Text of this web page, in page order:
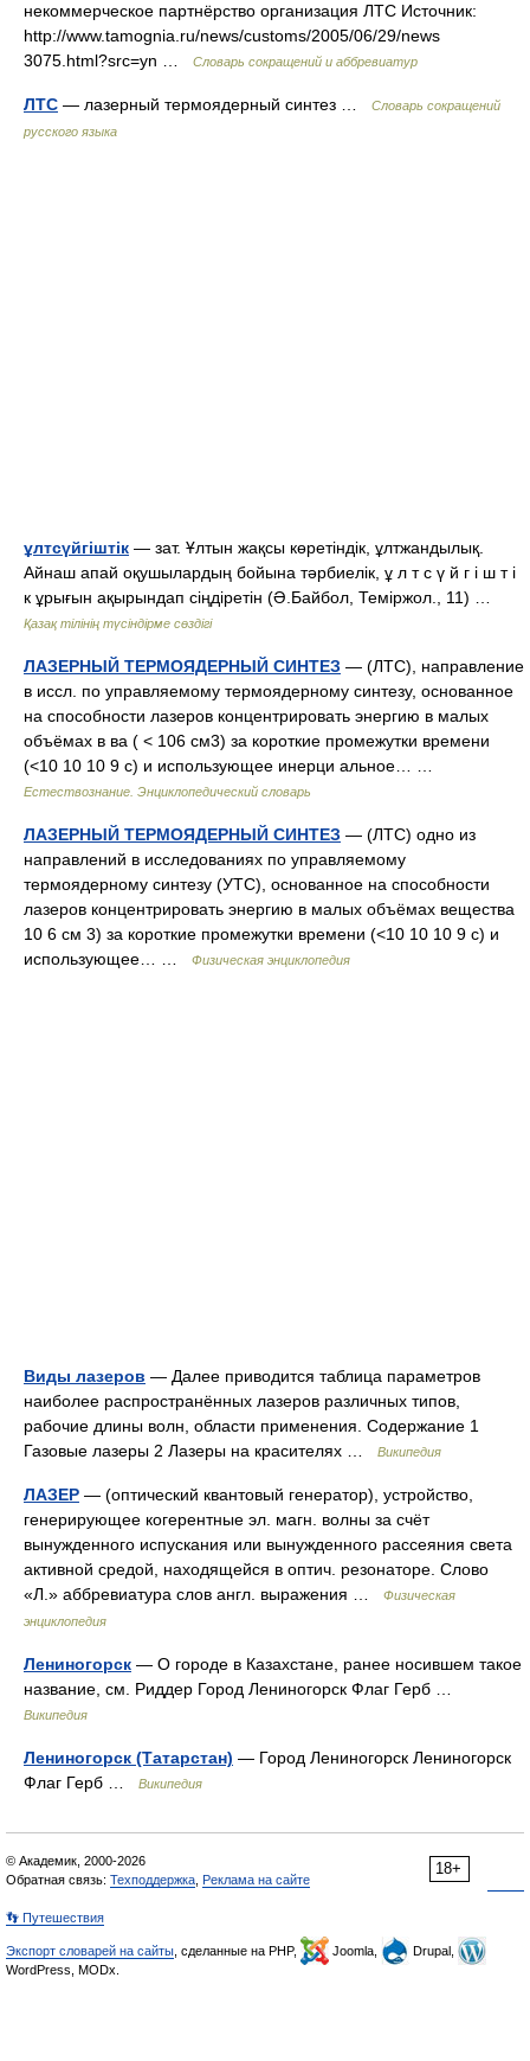
некоммерческое партнёрство организация ЛТС Источник:
http://www.tamognia.ru/news/customs/2005/06/29/news
3075.html?src=yn …
Словарь сокращений и аббревиатур
ЛТС — лазерный термоядерный синтез …
Словарь сокращений
русского языка
ұлтсүйгіштік — зат. Ұлтын жақсы көретіндік, ұлтжандылық.
Айнаш апай оқушылардың бойына тәрбиелік, ұ л т с ү й г і ш т і
к ұрығын ақырындап сіңдіретін (Ә.Байбол, Теміржол., 11) …
Қазақ тілінің түсіндірме сөздігі
ЛАЗЕРНЫЙ ТЕРМОЯДЕРНЫЙ СИНТЕЗ — (ЛТС), направление
в иссл. по управляемому термоядерному синтезу, основанное
на способности лазеров концентрировать энергию в малых
объёмах в ва ( < 106 см3) за короткие промежутки времени
(<10 10 10 9 с) и использующее инерци альное… …
Естествознание. Энциклопедический словарь
ЛАЗЕРНЫЙ ТЕРМОЯДЕРНЫЙ СИНТЕЗ — (ЛТС) одно из
направлений в исследованиях по управляемому
термоядерному синтезу (УТС), основанное на способности
лазеров концентрировать энергию в малых объёмах вещества
10 6 см 3) за короткие промежутки времени (<10 10 10 9 с) и
использующее… …
Физическая энциклопедия
Виды лазеров — Далее приводится таблица параметров
наиболее распространённых лазеров различных типов,
рабочие длины волн, области применения. Содержание 1
Газовые лазеры 2 Лазеры на красителях …
Википедия
ЛАЗЕР — (оптический квантовый генератор), устройство,
генерирующее когерентные эл. магн. волны за счёт
вынужденного испускания или вынужденного рассеяния света
активной средой, находящейся в оптич. резонаторе. Слово
«Л.» аббревиатура слов англ. выражения …
Физическая
энциклопедия
Лениногорск — О городе в Казахстане, ранее носившем такое
название, см. Риддер Город Лениногорск Флаг Герб …
Википедия
Лениногорск (Татарстан) — Город Лениногорск Лениногорск
Флаг Герб …
Википедия
18+
© Академик, 2000-2026
Обратная связь: Техподдержка Реклама на сайте
👣 Путешествия
Экспорт словарей на сайты , сделанные на PHP, Joomla,
Drupal,
WordPress, MODx.